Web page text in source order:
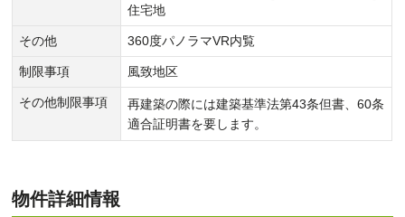
住宅地
その他 360度パノラマVR内覧
制限事項 風致地区
その他制限事項
再建築の際には建築基準法第43条但書、60条
適合証明書を要します。
物件詳細情報